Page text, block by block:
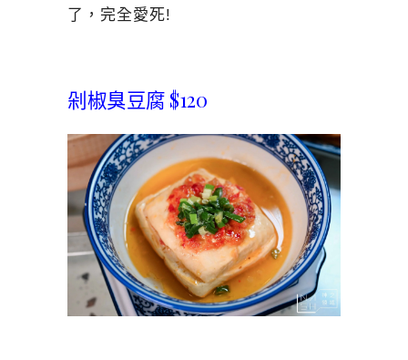
了，完全愛死!
剁椒臭豆腐 $120